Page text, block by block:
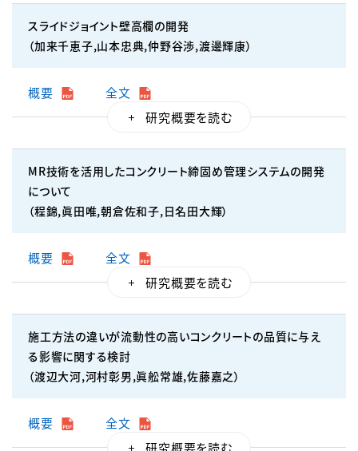
スライドジョイント壁高欄の開発
（加来千恵子,山本忠典,仲野谷渉,渡邊輝康）
概要 全文
MR技術を活用したコンクリート締固め管理システムの開発
について
（程錦,眞田唯,朝倉佐和子,日名田大輝）
概要 全文
施工方法の違いが流動性の高いコンクリートの品質に与え
る影響に関する検討
（渡辺大河,河村彰男,眞舩常雄,佐藤嘉之）
概要 全文